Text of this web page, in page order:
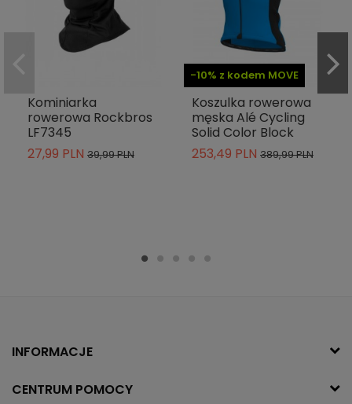
Kominiarka
rowerowa Rockbros
LF7345
27,99 PLN 39,99 PLN
-10% z kodem MOVE
Koszulka rowerowa
męska Alé Cycling
Solid Color Block
253,49 PLN 389,99 PLN
INFORMACJE
CENTRUM POMOCY